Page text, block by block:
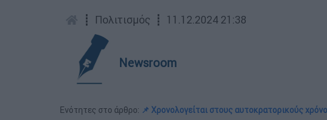
┋ Πολιτισμός ┋ 11.12.2024 21:38
Newsroom
Ενότητες στο άρθρο: 📌 Χρονολογείται στους αυτοκρατορικούς